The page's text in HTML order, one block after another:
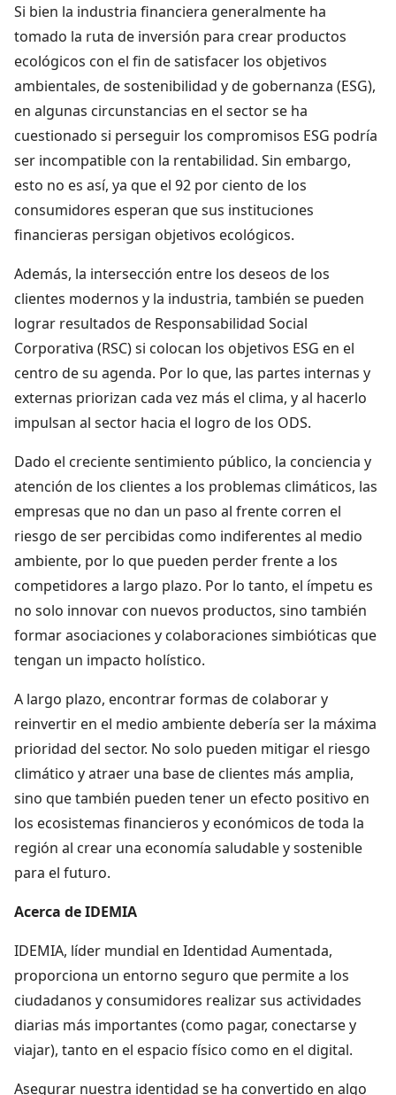
Si bien la industria financiera generalmente ha
tomado la ruta de inversión para crear productos
ecológicos con el fin de satisfacer los objetivos
ambientales, de sostenibilidad y de gobernanza (ESG),
en algunas circunstancias en el sector se ha
cuestionado si perseguir los compromisos ESG podría
ser incompatible con la rentabilidad. Sin embargo,
esto no es así, ya que el 92 por ciento de los
consumidores esperan que sus instituciones
financieras persigan objetivos ecológicos.
Además, la intersección entre los deseos de los
clientes modernos y la industria, también se pueden
lograr resultados de Responsabilidad Social
Corporativa (RSC) si colocan los objetivos ESG en el
centro de su agenda. Por lo que, las partes internas y
externas priorizan cada vez más el clima, y al hacerlo
impulsan al sector hacia el logro de los ODS.
Dado el creciente sentimiento público, la conciencia y
atención de los clientes a los problemas climáticos, las
empresas que no dan un paso al frente corren el
riesgo de ser percibidas como indiferentes al medio
ambiente, por lo que pueden perder frente a los
competidores a largo plazo. Por lo tanto, el ímpetu es
no solo innovar con nuevos productos, sino también
formar asociaciones y colaboraciones simbióticas que
tengan un impacto holístico.
A largo plazo, encontrar formas de colaborar y
reinvertir en el medio ambiente debería ser la máxima
prioridad del sector. No solo pueden mitigar el riesgo
climático y atraer una base de clientes más amplia,
sino que también pueden tener un efecto positivo en
los ecosistemas financieros y económicos de toda la
región al crear una economía saludable y sostenible
para el futuro.
Acerca de IDEMIA
IDEMIA, líder mundial en Identidad Aumentada,
proporciona un entorno seguro que permite a los
ciudadanos y consumidores realizar sus actividades
diarias más importantes (como pagar, conectarse y
viajar), tanto en el espacio físico como en el digital.
Asegurar nuestra identidad se ha convertido en algo